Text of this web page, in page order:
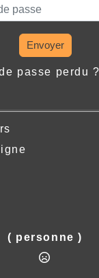
Envoyer
passe perdu ?
( personne )